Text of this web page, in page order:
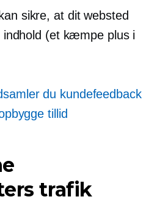
sikre, at dit websted
indhold (et kæmpe plus i
du kundefeedback
tillid
trafik